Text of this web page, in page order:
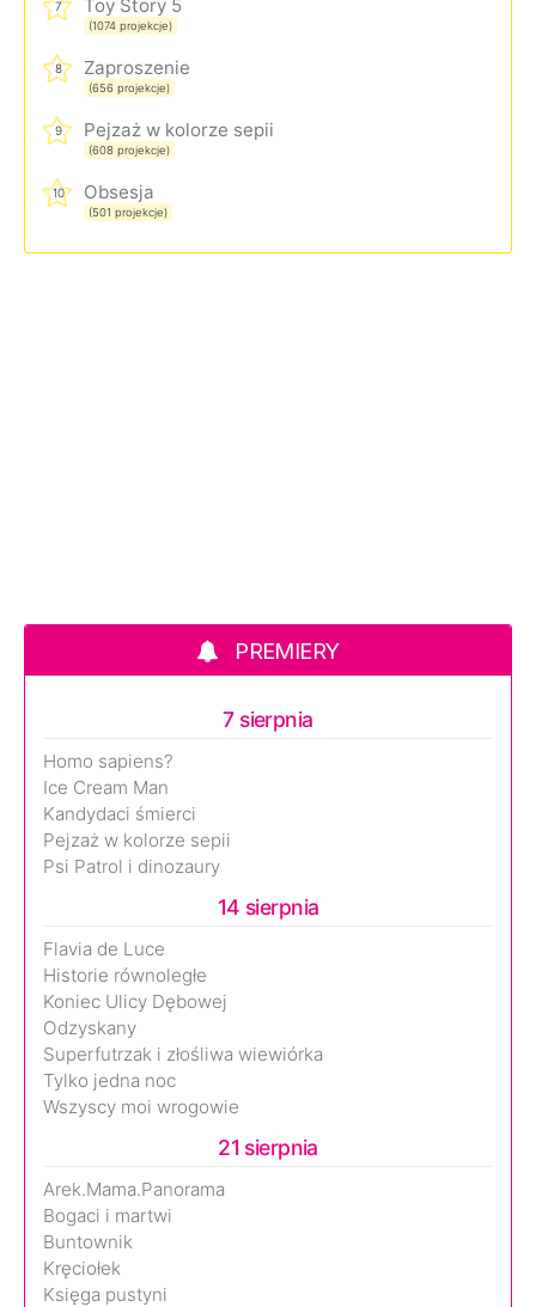
7 Toy Story 5
(1074 projekcje)
8 Zaproszenie
(656 projekcje)
9 Pejzaż w kolorze sepii
(608 projekcje)
10 Obsesja
(501 projekcje)
PREMIERY
7 sierpnia
Homo sapiens?
Ice Cream Man
Kandydaci śmierci
Pejzaż w kolorze sepii
Psi Patrol i dinozaury
14 sierpnia
Flavia de Luce
Historie równoległe
Koniec Ulicy Dębowej
Odzyskany
Superfutrzak i złośliwa wiewiórka
Tylko jedna noc
Wszyscy moi wrogowie
21 sierpnia
Arek.Mama.Panorama
Bogaci i martwi
Buntownik
Kręciołek
Księga pustyni